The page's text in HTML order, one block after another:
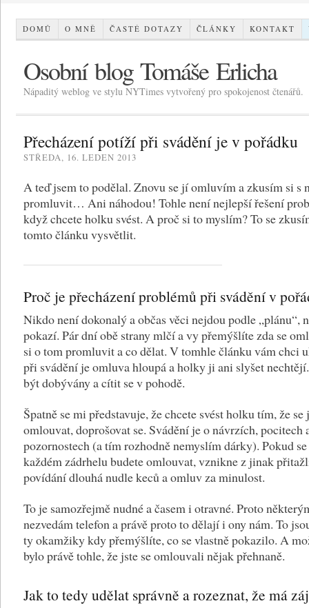
DOMŮ O MNĚ ČASTÉ DOTAZY ČLÁNKY KONTAKT
Osobní blog Tomáše Erlicha
Nápaditý weblog ve stylu NYTimes vytvořený pro spokojenost čtenářů.
Přecházení potíží při svádění je v pořádku
STŘEDA, 16. LEDEN 2013
A teď jsem to podělal. Znovu se jí omluvím a zkusím si s
promluvit… Ani náhodou! Tohle není nejlepší řešení
když chcete holku svést. A proč si to myslím? To se
tomto článku vysvětlit.
Proč je přecházení problémů při svádění v
Nikdo není dokonalý a občas věci nejdou podle „plánu“,
pokazí. Pár dní obě strany mlčí a vy přemýšlíte zda se
si o tom promluvit a co dělat. V tomhle článku vám chci
při svádění je omluva hloupá a holky ji ani slyšet
být dobývány a cítit se v pohodě.
Špatně se mi představuje, že chcete svést holku tím, že se
omlouvat, doprošovat se. Svádění je o návrzích, pocitech
pozornostech (a tím rozhodně nemyslím dárky). Pokud
každém zádrhelu budete omlouvat, vznikne z jinak
povídání dlouhá nudle keců a omluv za minulost.
To je samozřejmě nudné a časem i otravné. Proto
nezvedám telefon a právě proto to dělají i ony nám. To
ty okamžiky kdy přemýšlíte, co se vlastně pokazilo. A
bylo právě tohle, že jste se omlouvali nějak přehnaně.
Jak to tedy udělat správně a rozeznat, že má